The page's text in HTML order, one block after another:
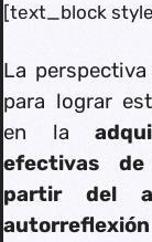
[text_block
La
para lograr
en la
efectivas
partir del